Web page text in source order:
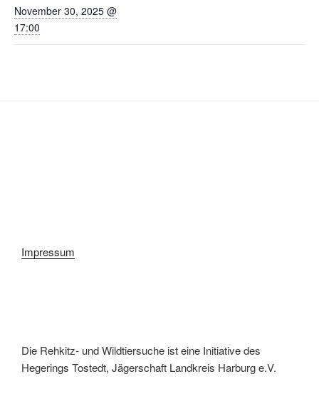
November 30, 2025 @
17:00
Impressum
Die Rehkitz- und Wildtiersuche ist eine Initiative des
Hegerings Tostedt, Jägerschaft Landkreis Harburg e.V.